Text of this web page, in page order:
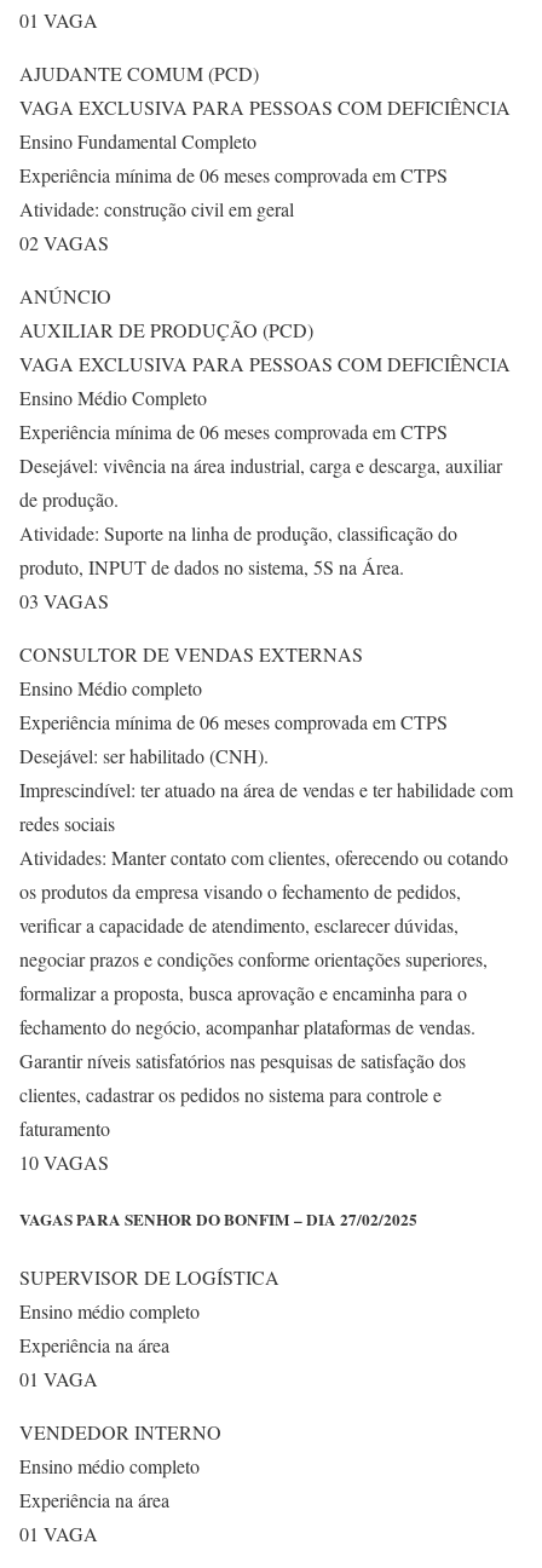
01 VAGA
AJUDANTE COMUM (PCD)
VAGA EXCLUSIVA PARA PESSOAS COM DEFICIÊNCIA
Ensino Fundamental Completo
Experiência mínima de 06 meses comprovada em CTPS
Atividade: construção civil em geral
02 VAGAS
ANÚNCIO
AUXILIAR DE PRODUÇÃO (PCD)
VAGA EXCLUSIVA PARA PESSOAS COM DEFICIÊNCIA
Ensino Médio Completo
Experiência mínima de 06 meses comprovada em CTPS
Desejável: vivência na área industrial, carga e descarga, auxiliar
de produção.
Atividade: Suporte na linha de produção, classificação do
produto, INPUT de dados no sistema, 5S na Área.
03 VAGAS
CONSULTOR DE VENDAS EXTERNAS
Ensino Médio completo
Experiência mínima de 06 meses comprovada em CTPS
Desejável: ser habilitado (CNH).
Imprescindível: ter atuado na área de vendas e ter habilidade com
redes sociais
Atividades: Manter contato com clientes, oferecendo ou cotando
os produtos da empresa visando o fechamento de pedidos,
verificar a capacidade de atendimento, esclarecer dúvidas,
negociar prazos e condições conforme orientações superiores,
formalizar a proposta, busca aprovação e encaminha para o
fechamento do negócio, acompanhar plataformas de vendas.
Garantir níveis satisfatórios nas pesquisas de satisfação dos
clientes, cadastrar os pedidos no sistema para controle e
faturamento
10 VAGAS
VAGAS PARA SENHOR DO BONFIM – DIA 27/02/2025
SUPERVISOR DE LOGÍSTICA
Ensino médio completo
Experiência na área
01 VAGA
VENDEDOR INTERNO
Ensino médio completo
Experiência na área
01 VAGA